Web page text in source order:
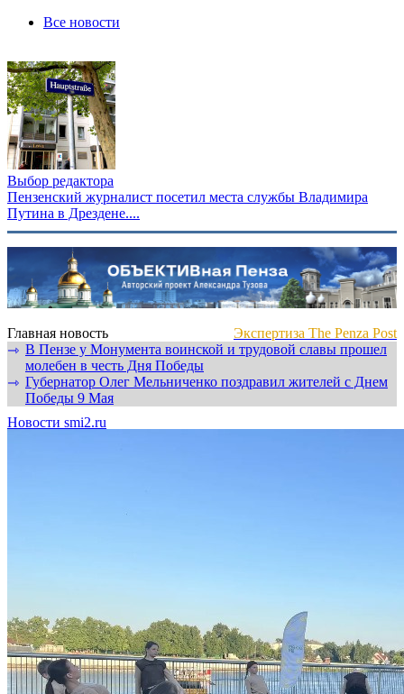
Все новости
Выбор редактора
Пензенский журналист посетил места службы Владимира
Путина в Дрездене....
Главная новость
Экспертиза The Penza Post
⇾ В Пензе у Монумента воинской и трудовой славы прошел
молебен в честь Дня Победы
⇾ Губернатор Олег Мельниченко поздравил жителей с Днем
Победы 9 Мая
Новости smi2.ru